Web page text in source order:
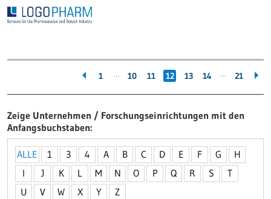
1 … 10 11 12 13 14 … 21
Zeige Unternehmen / Forschungseinrichtungen mit den
Anfangsbuchstaben
ALLE 1 3 4 A B C D E F G
H
I
J K L M N O P Q R S
T
U
V W X Y Z